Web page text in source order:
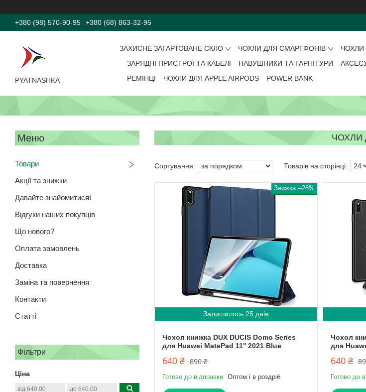
+380 (98) 570-90-95 +380 (68) 863-32-95
PYATNASHKA
ЗАХИСНЕ ЗАГАРТОВАНЕ СКЛО ЧОХЛИ ДЛЯ СМАРТФОНІВ
ЧОХЛИ
ЗАРЯДНІ ПРИСТРОЇ ТА КАБЕЛІ
НАВУШНИКИ ТА ГАРНІТУРИ
РЕМІНЦІ
ЧОХЛИ ДЛЯ APPLE AIRPODS POWER BANK
Товари
Акції та знижки
Давайте знайомитися!
Відгуки наших покупців
Що нового?
Оплата замовлень
Доставка
Заміна та повернення
Контакти
Статті
Фільтри
Ціна
ЧОХЛИ
–28%
Залишилось 25 днів
Чохол книжка DUX DUCIS Domo Series
для Huawei MatePad 11'' 2021 Blue
890 ₴
640 ₴
Готово до відправки Оптом і в роздріб
Чохол
для
640 ₴
Готово до